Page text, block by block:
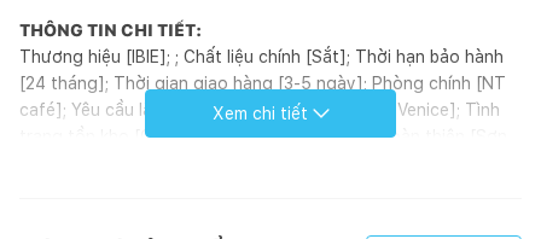
THÔNG TIN CHI TIẾT:
Thương hiệu [IBIE]; ; Chất liệu chính [Sắt]; Thời hạn bảo hành
[24 tháng]; Thời gian giao hàng [3-5 ngày]; Phòng chính [NT
café]; Yêu cầu lắp đặt [Không]; Bộ sưu tập [Bộ Venice]; Tình
trạng tồn kho [Có sẵn]; Phong cách [Retro]; Hoàn thiện [Sơn
Xem chi tiết